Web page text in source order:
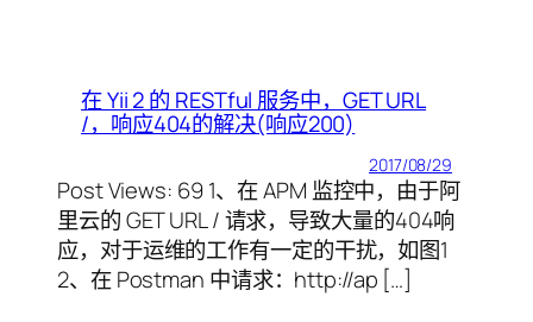
在 Yii 2 的 RESTful 服务中，GET URL
/，响应404的解决(响应200)
2017/08/29
Post Views: 69 1、在 APM 监控中，由于阿
里云的 GET URL / 请求，导致大量的404响
应，对于运维的工作有一定的干扰，如图1
2、在 Postman 中请求：http://ap […]